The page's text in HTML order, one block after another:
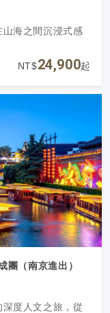
海之間沉浸式感
NT$24,900起
團（南京進出）
度人文之旅，從